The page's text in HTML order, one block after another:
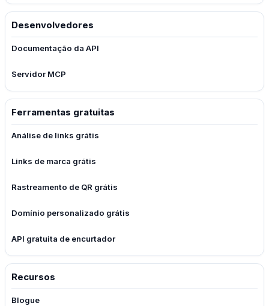
Desenvolvedores
Documentação da API
Servidor MCP
Ferramentas gratuitas
Análise de links grátis
Links de marca grátis
Rastreamento de QR grátis
Domínio personalizado grátis
API gratuita de encurtador
Recursos
Blogue